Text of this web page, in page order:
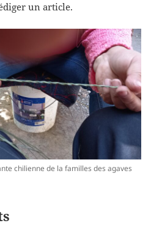
un article.
chilienne de la familles des agaves